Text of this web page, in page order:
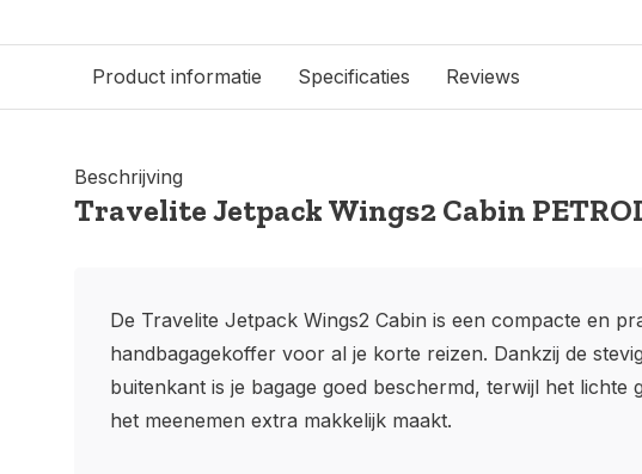
Product informatie Specificaties Reviews
Beschrijving
Travelite Jetpack Wings2 Cabin
De Travelite Jetpack Wings2 Cabin is een compacte en
handbagagekoffer voor al je korte reizen. Dankzij de
buitenkant is je bagage goed beschermd, terwijl het lichte
het meenemen extra makkelijk maakt.